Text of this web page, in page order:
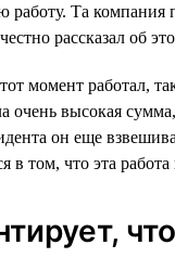
Та
рассказал об
момент работал,
очень высокая
он еще
в том, что эта